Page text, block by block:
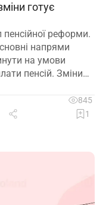
готує
пенсійної реформи.
напрями
на умови
пенсій. Зміни
845
1